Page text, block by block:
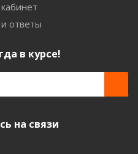
ответы
в курсе!
на связи